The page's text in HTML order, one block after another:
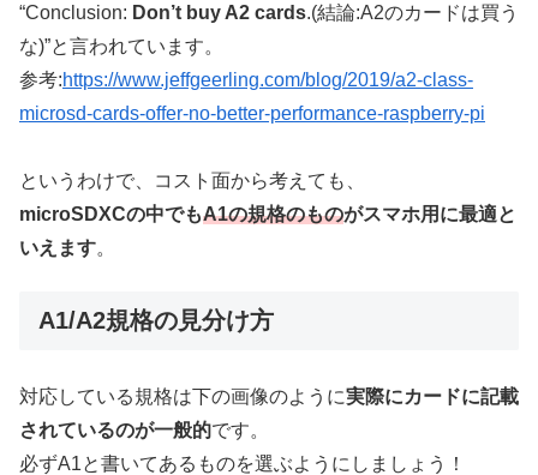
“Conclusion: Don’t buy A2 cards.(結論:A2のカードは買う
な)”と言われています。
参考:https://www.jeffgeerling.com/blog/2019/a2-class-
microsd-cards-offer-no-better-performance-raspberry-pi
というわけで、コスト面から考えても、
microSDXCの中でもA1の規格のものがスマホ用に最適と
いえます。
A1/A2規格の見分け方
対応している規格は下の画像のように実際にカードに記載
されているのが一般的です。
必ずA1と書いてあるものを選ぶようにしましょう！